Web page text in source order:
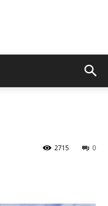
0
2715